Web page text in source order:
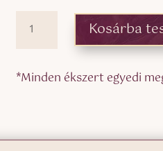
Gyűrűmérő
sor
árajánlathoz
Kosárba
*Minden ékszert egyedi